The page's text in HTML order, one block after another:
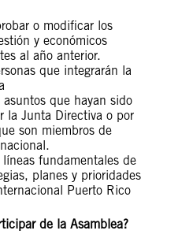
o modificar los
y económicos
al año anterior.
que integrarán la
asuntos que hayan sido
la Junta Directiva o por
son miembros de
fundamentales de
planes y prioridades
Puerto Rico
de la Asamblea?